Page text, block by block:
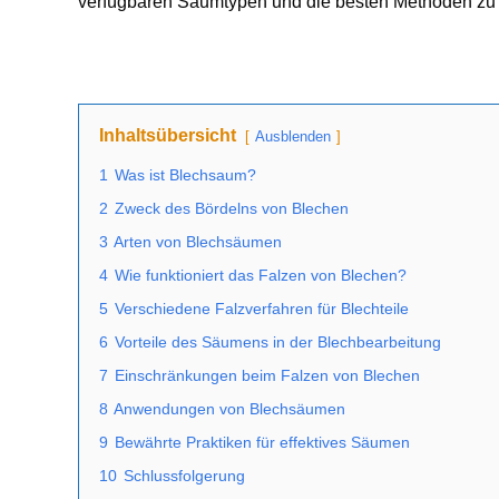
Inhaltsübersicht Ausblenden
1 Was ist Blechsaum?
2 Zweck des Bördelns von Blechen
3 Arten von Blechsäumen
4 Wie funktioniert das Falzen von Blechen?
5 Verschiedene Falzverfahren für Blechteile
6 Vorteile des Säumens in der Blechbearbeitung
7 Einschränkungen beim Falzen von Blechen
8 Anwendungen von Blechsäumen
9 Bewährte Praktiken für effektives Säumen
10 Schlussfolgerung